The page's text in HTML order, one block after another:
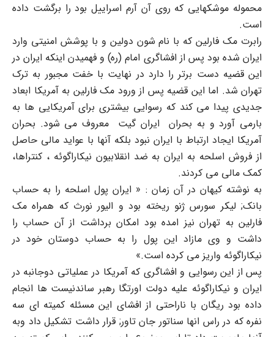
محموله موشکهایی که روی آن آرم اسراییل بود را برگشت داده
است.
رابرت مک فارلین که با نام شون دولین و با پوشش امنیتی وارد
ایران شده بود پس از افشاگری امام (ره) و فهمیدن اینکه ایران در
این قضیه دست برتر را دارد در نهایت با خفت مجبور به ترک
تهران شد. اما این قضیه پس از ورود مک فارلین به آمریکا ابعاد
جدیدی پیدا می کند که رسوایی بیشتری برای آمریکایی ها به
بارمی آورد و به بحران ایران گیت معروف می شود. بحران
آمریکا ایجاد ارتباط با ایران نبود بلکه آنها با عواید مالی حاصل
از فروش اسلحه به ایران به ضد انقلابیون نیکاراگوئه ، کنتراها،
کمک مالی می کردند.
به نوشته کیهان در آن زمان : « ایران پول اسلحه را به حساب
بانک; لیکر سورس ژنو ریخته بود و الیور نورث که همراه مک
فارلین به تهران نیز امده بود امکان برداشت از آن حساب را
داشت و وی مازاد این پول را به حساب دوستان خود در
نیکاراگوئه واریز می کرده است.»
پس از این رسوایی و افشاگری که آمریکا در عملیاتی دوجانبه در
ایران و نیکاراگوئه علیه دولت اورتگا رهبر ساندنیست ها انجام
داده بود ریگان با ناراحتی از افشای این مسئله کمیته ای سه
نفره که در راس انها سناتور جان تاور; قرار داشت تشکیل داد وبه